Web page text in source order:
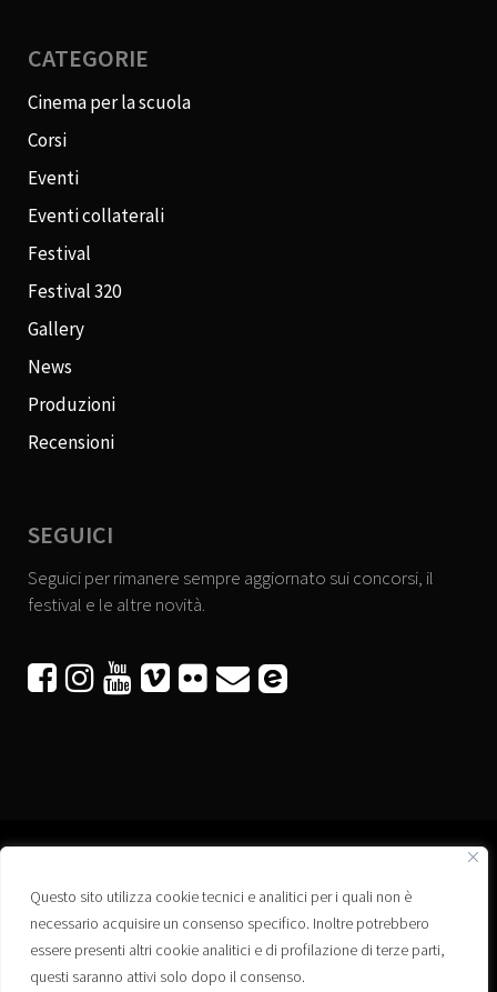
Questo sito utilizza cookie tecnici e analitici per i quali non è
necessario acquisire un consenso specifico. Inoltre potrebbero
essere presenti altri cookie analitici e di profilazione di terze parti,
questi saranno attivi solo dopo il consenso.
CATEGORIE
Cinema per la scuola
Corsi
Eventi
Eventi collaterali
Festival
Festival 320
Gallery
News
Produzioni
Recensioni
SEGUICI
Seguici per rimanere sempre aggiornato sui concorsi, il
festival e le altre novità.
     
Associazione “Corti a Ponte” APS
Via Wagner, 42 - 35020 Ponte San Nicolò (PD)
C.F. 92223660280
Privacy policy